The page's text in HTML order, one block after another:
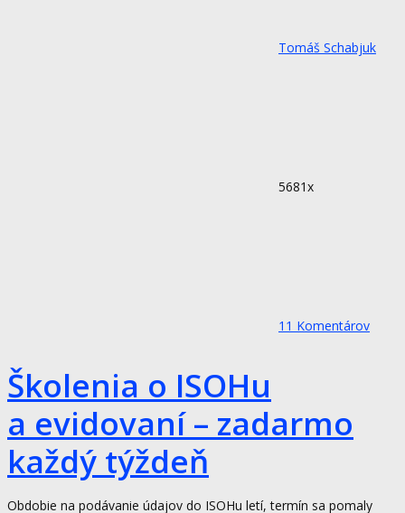
Tomáš Schabjuk
5681x
11 Komentárov
Školenia o ISOHu
a evidovaní – zadarmo
každý týždeň
Obdobie na podávanie údajov do ISOHu letí, termín sa pomaly